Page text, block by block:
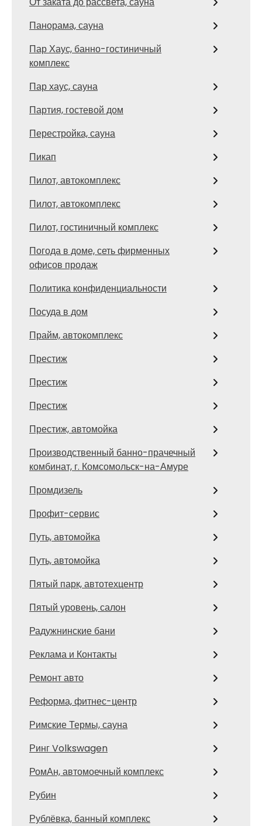
Панорама, сауна
Пар Хаус, банно-гостиничный
комплекс
Пар хаус, сауна
Партия, гостевой дом
Перестройка, сауна
Пикап
Пилот, автокомплекс
Пилот, автокомплекс
Пилот, гостиничный комплекс
Погода в доме, сеть фирменных
офисов продаж
Политика конфиденциальности
Посуда в дом
Прайм, автокомплекс
Престиж
Престиж
Престиж
Престиж, автомойка
Производственный банно-прачечный
комбинат, г. Комсомольск-на-Амуре
Промдизель
Профит-сервис
Путь, автомойка
Путь, автомойка
Пятый парк, автотехцентр
Пятый уровень, салон
Радужнинские бани
Реклама и Контакты
Ремонт авто
Реформа, фитнес-центр
Римские Термы, сауна
Ринг Volkswagen
РомАн, автомоечный комплекс
Рубин
Рублёвка, банный комплекс